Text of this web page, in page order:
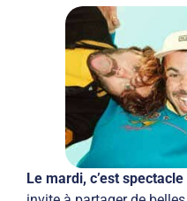
Le mardi, c’est spectacle